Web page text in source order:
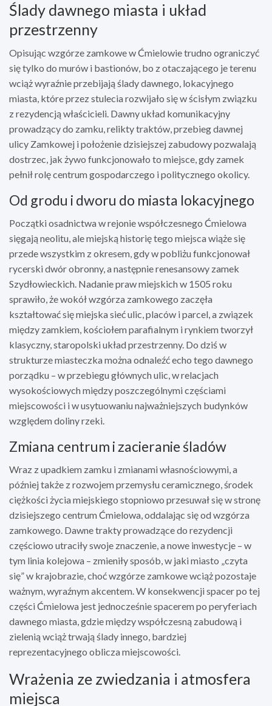
Ślady dawnego miasta i układ
przestrzenny
Opisując wzgórze zamkowe w Ćmielowie trudno ograniczyć
się tylko do murów i bastionów, bo z otaczającego je terenu
wciąż wyraźnie przebijają ślady dawnego, lokacyjnego
miasta, które przez stulecia rozwijało się w ścisłym związku
z rezydencją właścicieli. Dawny układ komunikacyjny
prowadzący do zamku, relikty traktów, przebieg dawnej
ulicy Zamkowej i położenie dzisiejszej zabudowy pozwalają
dostrzec, jak żywo funkcjonowało to miejsce, gdy zamek
pełnił rolę centrum gospodarczego i politycznego okolicy.
Od grodu i dworu do miasta lokacyjnego
Początki osadnictwa w rejonie współczesnego Ćmielowa
sięgają neolitu, ale miejską historię tego miejsca wiąże się
przede wszystkim z okresem, gdy w pobliżu funkcjonował
rycerski dwór obronny, a następnie renesansowy zamek
Szydłowieckich. Nadanie praw miejskich w 1505 roku
sprawiło, że wokół wzgórza zamkowego zaczęła
kształtować się miejska sieć ulic, placów i parcel, a związek
między zamkiem, kościołem parafialnym i rynkiem tworzył
klasyczny, staropolski układ przestrzenny. Do dziś w
strukturze miasteczka można odnaleźć echo tego dawnego
porządku – w przebiegu głównych ulic, w relacjach
wysokościowych między poszczególnymi częściami
miejscowości i w usytuowaniu najważniejszych budynków
względem doliny rzeki.
Zmiana centrum i zacieranie śladów
Wraz z upadkiem zamku i zmianami własnościowymi, a
później także z rozwojem przemysłu ceramicznego, środek
ciężkości życia miejskiego stopniowo przesuwał się w stronę
dzisiejszego centrum Ćmielowa, oddalając się od wzgórza
zamkowego. Dawne trakty prowadzące do rezydencji
częściowo utraciły swoje znaczenie, a nowe inwestycje – w
tym linia kolejowa – zmieniły sposób, w jaki miasto „czyta
się” w krajobrazie, choć wzgórze zamkowe wciąż pozostaje
ważnym, wyraźnym akcentem. W konsekwencji spacer po tej
części Ćmielowa jest jednocześnie spacerem po peryferiach
dawnego miasta, gdzie między współczesną zabudową i
zielenią wciąż trwają ślady innego, bardziej
reprezentacyjnego oblicza miejscowości.
Wrażenia ze zwiedzania i atmosfera
miejsca